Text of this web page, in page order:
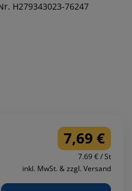
H279343023-76247
7,69 €
7.69 € / St
inkl. MwSt. & zzgl. Versand